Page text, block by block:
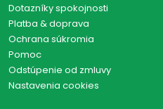
Dotazníky spokojnosti
Platba & doprava
Ochrana súkromia
Pomoc
Odstúpenie od zmluvy
Nastavenia cookies